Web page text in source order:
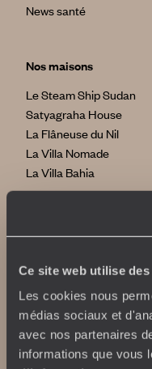
Ce site web utilise
Les cookies nous
médias sociaux et
avec nos partenaires
informations que vous
News santé
Nos maisons
Le Steam Ship Sudan
Satyagraha House
La Flâneuse du Nil
La Villa Nomade
La Villa Bahia